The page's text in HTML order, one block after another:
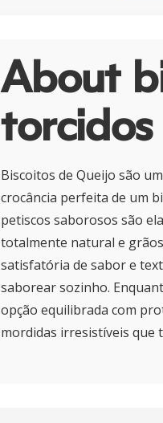
About
torcidos
Biscoitos de Queijo são
crocância perfeita de um
petiscos saborosos são
totalmente natural e
satisfatória de sabor e
saborear sozinho.
opção equilibrada com
mordidas irresistíveis que